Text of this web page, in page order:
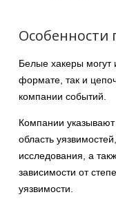
Белые хакеры могут
формате, так и
компании событий.
Компании
область
исследования, а
зависимости от
уязвимости.